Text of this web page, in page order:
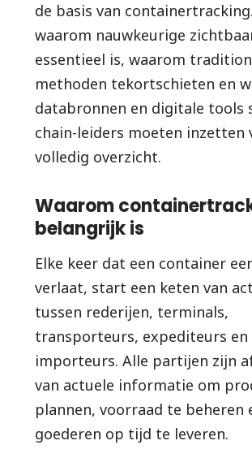
de basis van
waarom nauwkeurige
essentieel is, waarom
methoden tekortschieten en
databronnen en digitale tools
chain-leiders moeten inzetten
volledig overzicht.
Waarom
belangrijk is
Elke keer dat een container
verlaat, start een keten van
tussen rederijen, terminals,
transporteurs, expediteurs en
importeurs. Alle partijen zijn
van actuele informatie om
plannen, voorraad te beheren
goederen op tijd te leveren.